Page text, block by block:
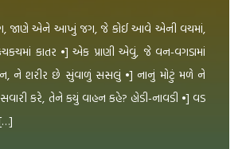
જાણે એને આખું જગ, જે કોઈ આવે એની વચમાં,
કાતર •] એક પ્રાણી એવું, જે વન-વગડામાં
કાન, ને શરીર છે સુંવાળું સસલું •] નાનું મોટું મળે ને
કરે, તેને કયું વાહન કહે? હોડી-નાવડી •] વડ